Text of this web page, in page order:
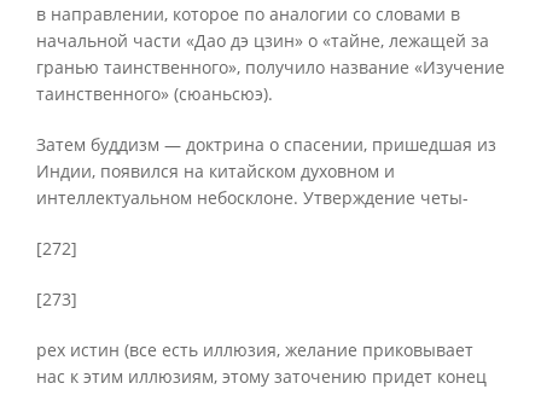
в направлении, которое по аналогии со словами в
начальной части «Дао дэ цзин» о «тайне, лежащей за
гранью таинственного», получило название «Изучение
таинственного» (сюаньсюэ).
Затем буддизм — доктрина о спасении, пришедшая из
Индии, появился на китайском духовном и
интеллектуальном небосклоне. Утверждение четы-
[272]
[273]
рех истин (все есть иллюзия, желание приковывает
нас к этим иллюзиям, этому заточению придет конец